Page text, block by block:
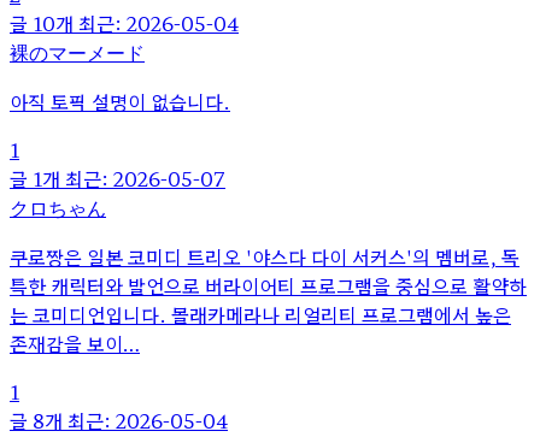
글 10개 최근: 2026-05-04
裸のマーメード
아직 토픽 설명이 없습니다.
1
글 1개 최근: 2026-05-07
クロちゃん
쿠로짱은 일본 코미디 트리오 '야스다 다이 서커스'의 멤버로, 독
특한 캐릭터와 발언으로 버라이어티 프로그램을 중심으로 활약하
는 코미디언입니다. 몰래카메라나 리얼리티 프로그램에서 높은
존재감을 보이…
1
글 8개 최근: 2026-05-04